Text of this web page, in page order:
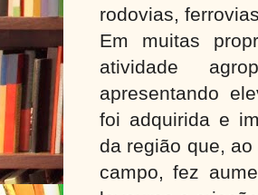
rodovias,
Em muitas
atividade
apresentando
foi adquirida e
da região que,
campo, fez